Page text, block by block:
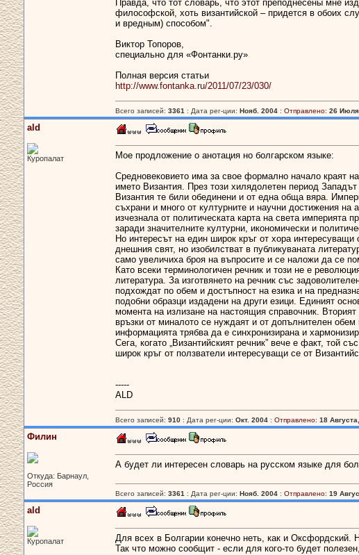
Правда, что тот словарь, что этот преподнесены мне
философской, хоть византийской – придется в обоих
и вредным) способом".
Виктор Топоров,
специально для «Фонтанки.ру»
Полная версия статьи
http://www.fontanka.ru/2011/07/23/030/
Всего записей: 3361 : Дата рег-ции: Нояб. 2004 : Отправлено: 26
ald
Куропалат
Мое продложение о анотация но болгарском языке:
Средновековието има за свое формално начало краят
името Византия. През този хилядолетен период
Византия те били обединени и от една обща вяра.
съхрани и много от културните и научни достижения
изчезнала от политическата карта на света империята
заради значителните културни, икономически и
Но интересът на един широк кръг от хора
днешния свят, но изобилстват в публикуваната
само увеличиха броя на въпросите и се наложи да се
Като всеки терминологичен речник и този не е
литература. За изготвянето на речник със
подхождат по обем и достъпност на езика и на
подобни образци издадени на други езици. Единият
момента на излизане на настоящия справочник.
връзки от миналото се нуждаят и от допълнителен
информацията трябва да е синхронизирана и
Сега, когато „Византийският речник” вече е факт, той
широк кръг от ползватели интересуващи се от
-----
ALD
Всего записей: 910 : Дата рег-ции: Окт. 2004 : Отправлено: 18
Филин
Откуда: Барнаул,
Россия
А будет ли интересен словарь на русском языке для
Всего записей: 3361 : Дата рег-ции: Нояб. 2004 : Отправлено: 19
ald
Куропалат
Для всех в Болгарии конечно неть, как и Оксфордский.
Так что можно сообщит - если для кого-то будет